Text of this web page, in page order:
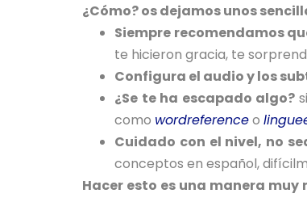
¿Cómo? os dejamos unos
Siempre recomendamos
te hicieron gracia, te
Configura el audio y los
¿Se te ha escapado algo?
como wordreferenceo
Cuidado con el nivel, no
conceptos en español,
Hacer esto es una manera